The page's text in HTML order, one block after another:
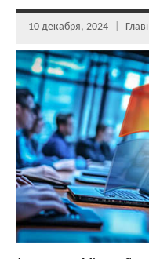
10 декабря, 2024